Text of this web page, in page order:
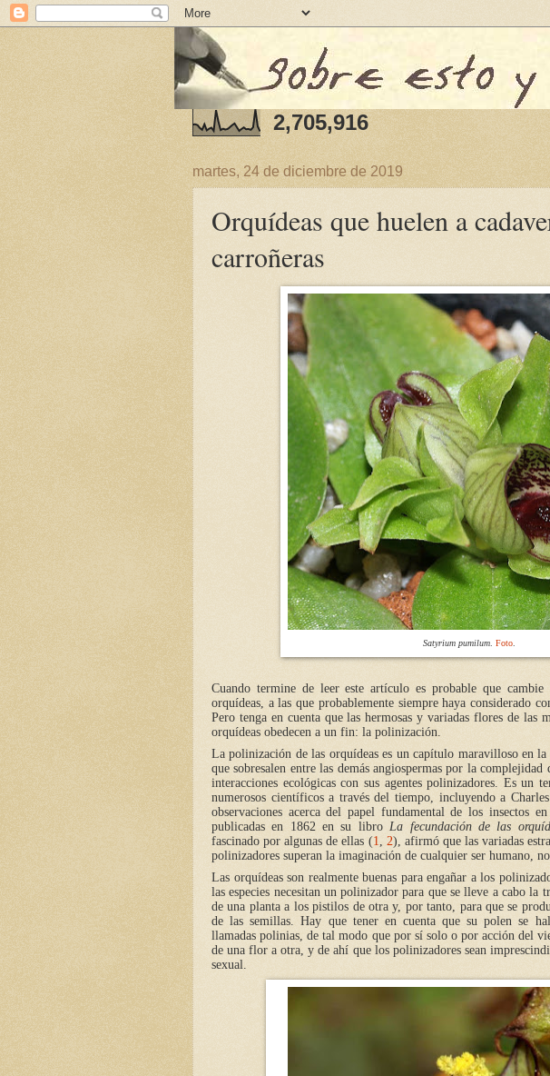
2,705,916
martes, 24 de diciembre de 2019
Orquídeas que huelen a
carroñeras
Satyrium pumilum Foto
Cuando termine de leer este artículo es probable que
orquídeas, a las que probablemente siempre haya considerado
Pero tenga en cuenta que las hermosas y variadas flores de las
orquídeas obedecen a un fin: la polinización.
La polinización de las orquídeas es un capítulo maravilloso en
que sobresalen entre las demás angiospermas por la
interacciones ecológicas con sus agentes polinizadores. Es un
numerosos científicos a través del tiempo, incluyendo a
observaciones acerca del papel fundamental de los insectos
publicadas en 1862 en su libro La fecundación de las
fascinado por algunas de ellas (1 2), afirmó que las variadas
polinizadores superan la imaginación de cualquier ser humano, no
Las orquídeas son realmente buenas para engañar a los
las especies necesitan un polinizador para que se lleve a cabo la
de una planta a los pistilos de otra y, por tanto, para que se
de las semillas. Hay que tener en cuenta que su polen se
llamadas polinias, de tal modo que por sí solo o por acción del
de una flor a otra, y de ahí que los polinizadores sean
sexual.